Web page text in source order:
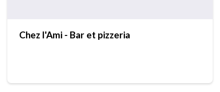
Chez l'Ami - Bar et pizzeria